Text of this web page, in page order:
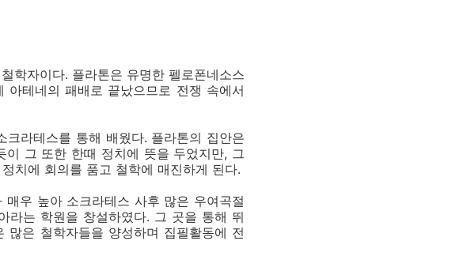
학자이다. 플라톤은 유명한 펠로폰네소스
테네의 패배로 끝났으므로 전쟁 속에서
라테스를 통해 배웠다. 플라톤의 집안은
이 그 또한 한때 정치에 뜻을 두었지만, 그
치에 회의를 품고 철학에 매진하게 된다.
우 높아 소크라테스 사후 많은 우여곡절
라는 학원을 창설하였다. 그 곳을 통해 뛰
은 철학자들을 양성하며 집필활동에 전